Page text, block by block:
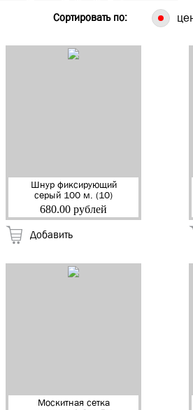
Сортировать по:
Шнур фиксирующий
серый 100 м. (10)
680.00 рублей
Добавить
Москитная сетка